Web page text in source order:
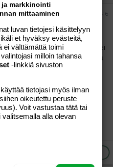
#16
jouluna.Olin auennut
synnytyssalissa..Lapsi
läpi.Muuta vaihtoehtoa ei
vaan seuraavana
huoneeseeni ja
elän nyt sillä
revitty alateitse käsin
lapselta henki ja
on
ja saadaan nopeesti
markkinointi
mittaaminen
luvan tietojesi käsittelyyn
et hyväksy evästeitä,
ei välttämättä toimi
milloin tahansa
-linkkiä sivuston
tietojasi myös ilman
oikeutettu peruste
Voit vastustaa tätä tai
alla olevan